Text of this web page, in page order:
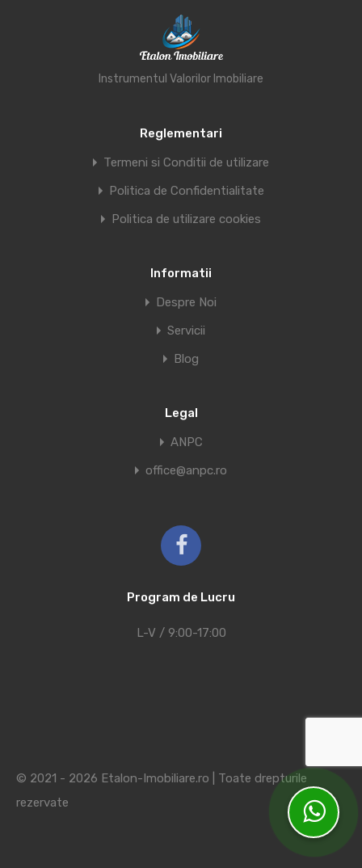
Instrumentul Valorilor Imobiliare
Reglementari
Termeni si Conditii de utilizare
Politica de Confidentialitate
Politica de utilizare cookies
Informatii
Despre Noi
Servicii
Blog
Legal
ANPC
office@anpc.ro
Program de Lucru
L-V / 9:00-17:00
© 2021 - 2026 Etalon-Imobiliare.ro | Toate drepturile
rezervate